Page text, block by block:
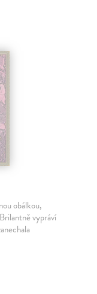
obálkou,
vypráví